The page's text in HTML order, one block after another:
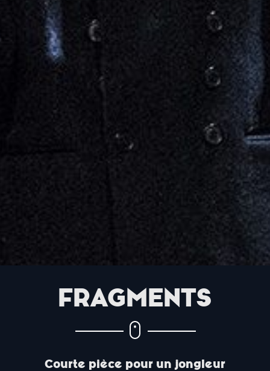
FRAGMENTS
Courte pièce pour un jongleur